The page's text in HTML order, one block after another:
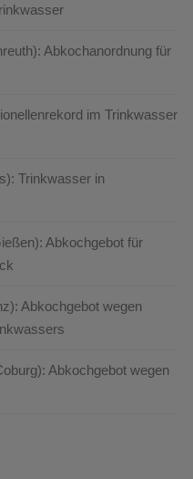
Abkochanordnung für
im Trinkwasser
Trinkwasser in
Abkochgebot für
Abkochgebot wegen
Abkochgebot wegen